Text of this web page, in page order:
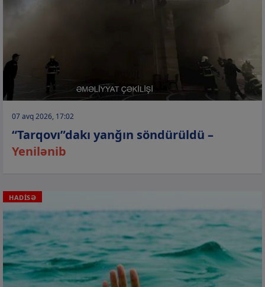
07 avq 2026, 17:02
“Tarqovı”dakı yanğın söndürüldü –
Yenilənib
HADİSƏ